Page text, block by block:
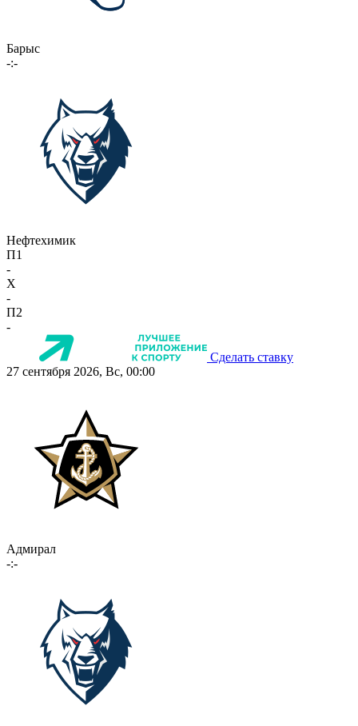
Барыс
-:-
Нефтехимик
П1
-
X
-
П2
-
Сделать ставку
27 сентября 2026, Вс, 00:00
Адмирал
-:-